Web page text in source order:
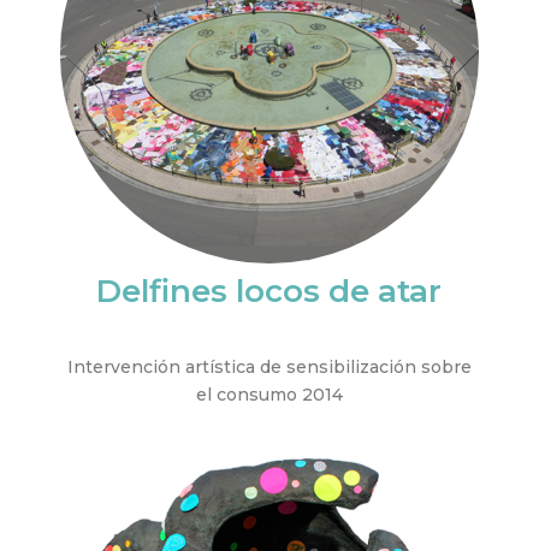
Delfines locos de atar
Intervención artística de sensibilización sobre
el consumo 2014